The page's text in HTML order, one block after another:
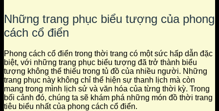
Những trang phục biểu tượng của phong
cách cổ điển
Phong cách cổ điển trong thời trang có một sức hấp dẫn đặc
biệt, với những trang phục biểu tượng đã trở thành biểu
tượng không thể thiếu trong tủ đồ của nhiều người. Những
trang phục này không chỉ thể hiện sự thanh lịch mà còn
mang trong mình lịch sử và văn hóa của từng thời kỳ. Trong
bối cảnh đó, chúng ta sẽ khám phá những món đồ thời trang
tiêu biểu nhất của phong cách cổ điển.